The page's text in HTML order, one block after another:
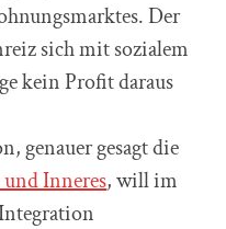
Der
sich mit sozialem
kein Profit daraus
genauer gesagt die
Inneres, will im